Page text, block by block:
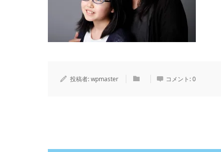
投稿者:wpmaster コメント:0